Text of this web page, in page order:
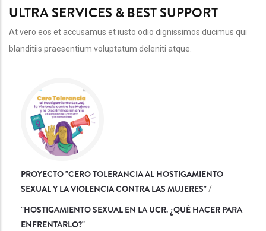
ULTRA SERVICES & BEST SUPPORT
At vero eos et accusamus et iusto odio dignissimos ducimus qui
blanditiis praesentium voluptatum deleniti atque.
PROYECTO "CERO TOLERANCIA AL HOSTIGAMIENTO
SEXUAL Y LA VIOLENCIA CONTRA LAS MUJERES" /
"HOSTIGAMIENTO SEXUAL EN LA UCR. ¿QUÉ HACER PARA
ENFRENTARLO?"